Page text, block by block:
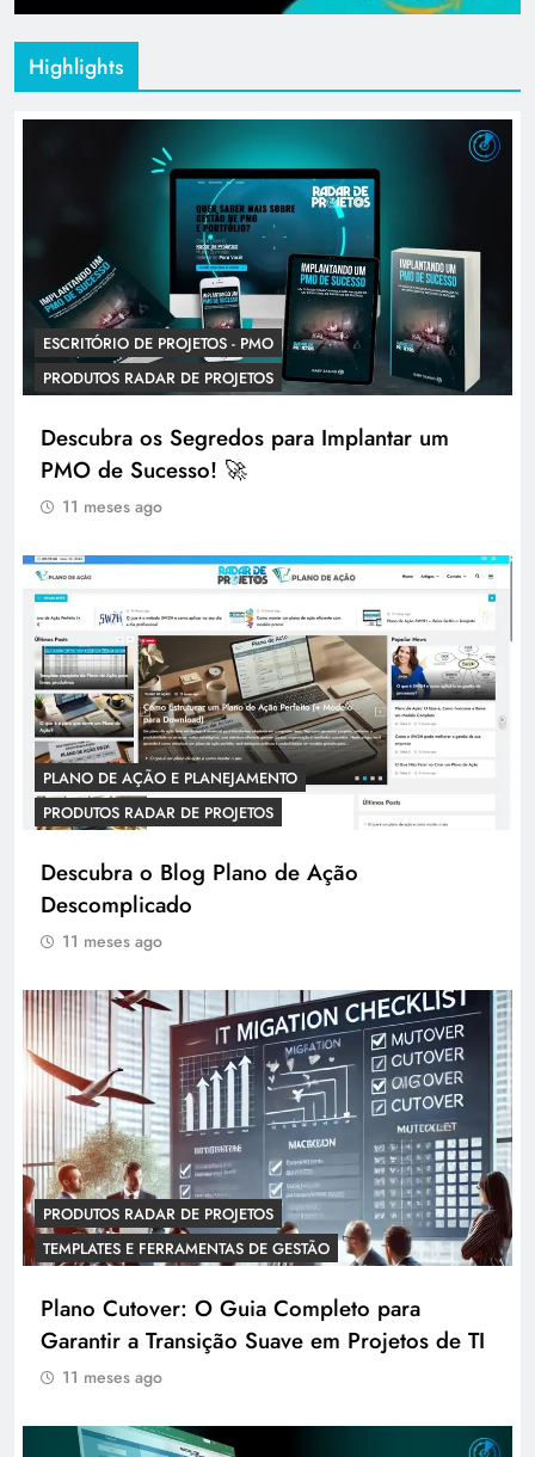
Highlights
ESCRITÓRIO DE PROJETOS - PMO
PRODUTOS RADAR DE PROJETOS
Descubra os Segredos para Implantar um
PMO de Sucesso! 🚀
11 meses ago
PLANO DE AÇÃO E PLANEJAMENTO
PRODUTOS RADAR DE PROJETOS
Descubra o Blog Plano de Ação
Descomplicado
11 meses ago
PRODUTOS RADAR DE PROJETOS
TEMPLATES E FERRAMENTAS DE GESTÃO
Plano Cutover: O Guia Completo para
Garantir a Transição Suave em Projetos de TI
11 meses ago